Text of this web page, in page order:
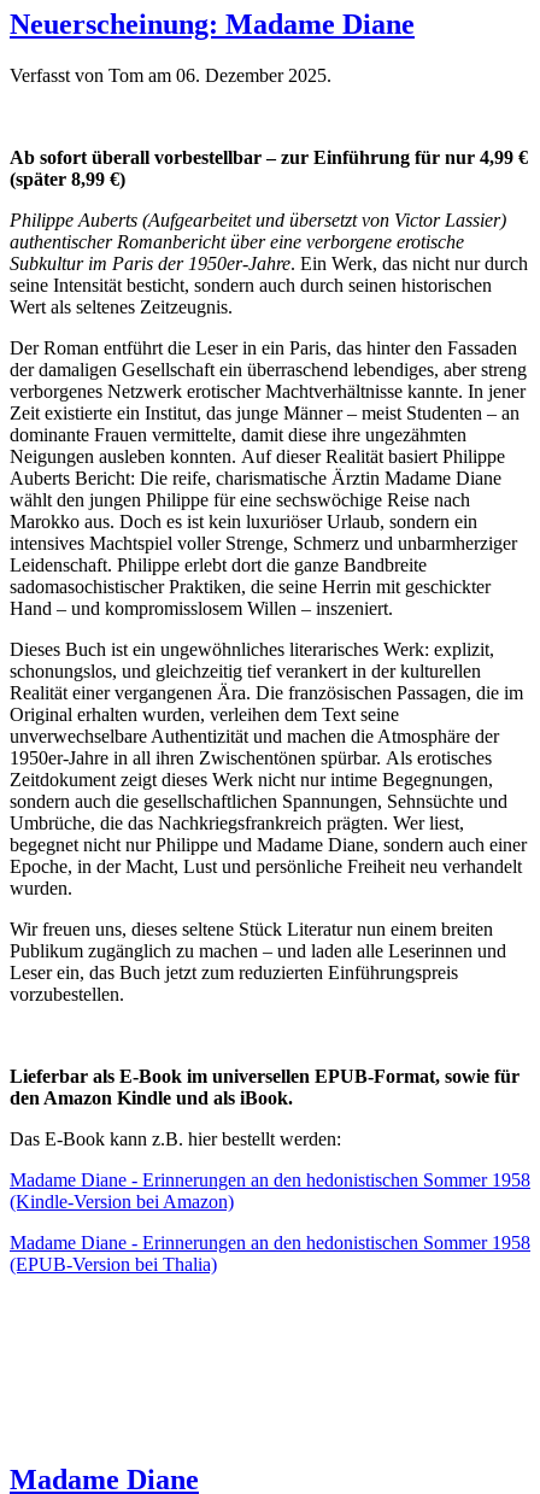
Neuerscheinung: Madame Diane
Verfasst von Tom am 06. Dezember 2025.
Ab sofort überall vorbestellbar – zur Einführung für nur 4,99 €
(später 8,99 €)
Philippe Auberts (Aufgearbeitet und übersetzt von Victor Lassier)
authentischer Romanbericht über eine verborgene erotische
Subkultur im Paris der 1950er-Jahre. Ein Werk, das nicht nur durch
seine Intensität besticht, sondern auch durch seinen historischen
Wert als seltenes Zeitzeugnis.
Der Roman entführt die Leser in ein Paris, das hinter den Fassaden
der damaligen Gesellschaft ein überraschend lebendiges, aber streng
verborgenes Netzwerk erotischer Machtverhältnisse kannte. In jener
Zeit existierte ein Institut, das junge Männer – meist Studenten – an
dominante Frauen vermittelte, damit diese ihre ungezähmten
Neigungen ausleben konnten. Auf dieser Realität basiert Philippe
Auberts Bericht: Die reife, charismatische Ärztin Madame Diane
wählt den jungen Philippe für eine sechswöchige Reise nach
Marokko aus. Doch es ist kein luxuriöser Urlaub, sondern ein
intensives Machtspiel voller Strenge, Schmerz und unbarmherziger
Leidenschaft. Philippe erlebt dort die ganze Bandbreite
sadomasochistischer Praktiken, die seine Herrin mit geschickter
Hand – und kompromisslosem Willen – inszeniert.
Dieses Buch ist ein ungewöhnliches literarisches Werk: explizit,
schonungslos, und gleichzeitig tief verankert in der kulturellen
Realität einer vergangenen Ära. Die französischen Passagen, die im
Original erhalten wurden, verleihen dem Text seine
unverwechselbare Authentizität und machen die Atmosphäre der
1950er-Jahre in all ihren Zwischentönen spürbar. Als erotisches
Zeitdokument zeigt dieses Werk nicht nur intime Begegnungen,
sondern auch die gesellschaftlichen Spannungen, Sehnsüchte und
Umbrüche, die das Nachkriegsfrankreich prägten. Wer liest,
begegnet nicht nur Philippe und Madame Diane, sondern auch einer
Epoche, in der Macht, Lust und persönliche Freiheit neu verhandelt
wurden.
Wir freuen uns, dieses seltene Stück Literatur nun einem breiten
Publikum zugänglich zu machen – und laden alle Leserinnen und
Leser ein, das Buch jetzt zum reduzierten Einführungspreis
vorzubestellen.
Lieferbar als E-Book im universellen EPUB-Format, sowie für
den Amazon Kindle und als iBook.
Das E-Book kann z.B. hier bestellt werden:
Madame Diane - Erinnerungen an den hedonistischen Sommer 1958
(Kindle-Version bei Amazon)
Madame Diane - Erinnerungen an den hedonistischen Sommer 1958
(EPUB-Version bei Thalia)
Madame Diane